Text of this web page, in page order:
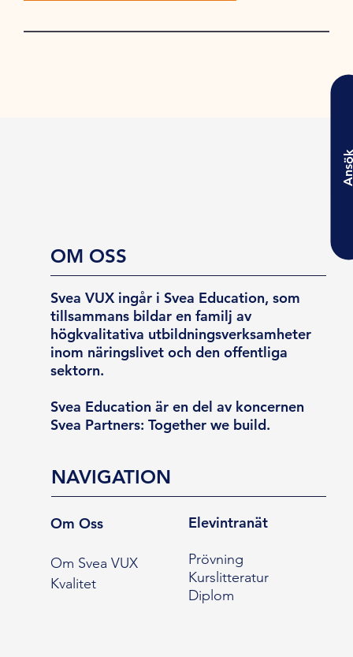
OM OSS
Svea VUX ingår i Svea Education, som
tillsammans bildar en familj av
högkvalitativa utbildningsverksamheter
inom näringslivet och den offentliga
sektorn.
Svea Education är en del av koncernen
Svea Partners: Together we build.
NAVIGATION
Om Oss
Om Svea VUX
Kvalitet
Elevintranät
Prövning
Kurslitteratur
Diplom